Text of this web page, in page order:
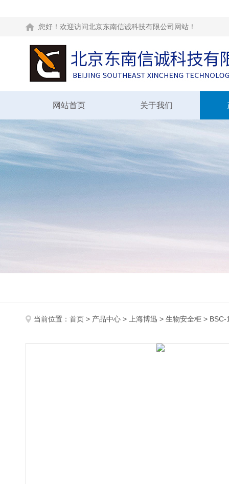
您好！欢迎访问北京东南信诚科技有限公司网站！
网站首页 关于我们
当前位置： 首页 > 产品中心 > 上海博迅 > 生物安全柜 > BSC-